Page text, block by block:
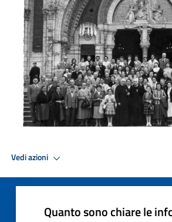
Vedi azioni
Quanto sono chiare le